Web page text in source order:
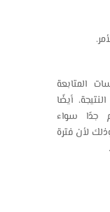
المتابعة
أيضًا
جدًا سواء
لأن فترة